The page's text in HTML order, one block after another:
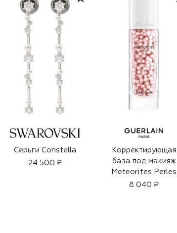
Серьги Constella
24 500 ₽
Корректирующая
база под макияж
Meteorites Perles
(30ml)
8 040 ₽